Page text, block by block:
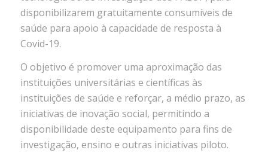
disponibilizarem gratuitamente consumíveis de
saúde para apoio à capacidade de resposta à
Covid-19.
O objetivo é promover uma aproximação das
instituições universitárias e científicas às
instituições de saúde e reforçar, a médio prazo, as
iniciativas de inovação social, permitindo a
disponibilidade deste equipamento para fins de
investigação, ensino e outras iniciativas piloto.